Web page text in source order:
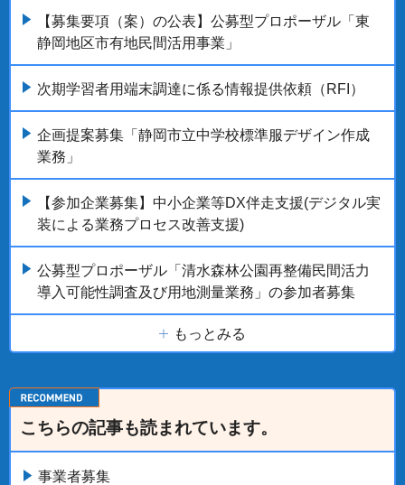
【募集要項（案）の公表】公募型プロポーザル「東
静岡地区市有地民間活用事業」
次期学習者用端末調達に係る情報提供依頼（RFI）
企画提案募集「静岡市立中学校標準服デザイン作成
業務」
【参加企業募集】中小企業等DX伴走支援(デジタル実
装による業務プロセス改善支援)
公募型プロポーザル「清水森林公園再整備民間活力
導入可能性調査及び用地測量業務」の参加者募集
もっとみる
こちらの記事も読まれています。
事業者募集